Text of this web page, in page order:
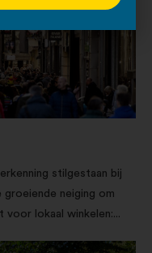
stilgestaan bij
neiging om
voor lokaal winkelen:...